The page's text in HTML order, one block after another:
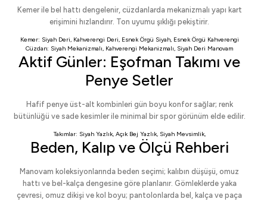
Kemer ile bel hattı dengelenir, cüzdanlarda mekanizmalı yapı kart
erişimini hızlandırır. Ton uyumu şıklığı pekiştirir.
Kemer: Siyah Deri, Kahverengi Deri, Esnek Örgü Siyah, Esnek Örgü Kahverengi
Cüzdan: Siyah Mekanizmalı, Kahverengi Mekanizmalı, Siyah Deri Manovam
Aktif Günler: Eşofman Takımı ve
Penye Setler
Hafif penye üst-alt kombinleri gün boyu konfor sağlar; renk
bütünlüğü ve sade kesimler ile minimal bir spor görünüm elde edilir.
Takımlar: Siyah Yazlık, Açık Bej Yazlık, Siyah Mevsimlik,
Beden, Kalıp ve Ölçü Rehberi
Manovam koleksiyonlarında beden seçimi; kalıbın düşüşü, omuz
hattı ve bel-kalça dengesine göre planlanır. Gömleklerde yaka
çevresi, omuz dikişi ve kol boyu; pantolonlarda bel, kalça ve paça